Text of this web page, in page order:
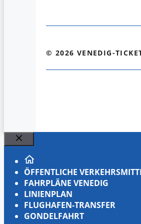
© 2026 VENEDIG-
Schließen
ÖFFENTLICHE
FAHRPLÄNE VENEDIG
LINIENPLAN
FLUGHAFEN-TRANSFER
GONDELFAHRT